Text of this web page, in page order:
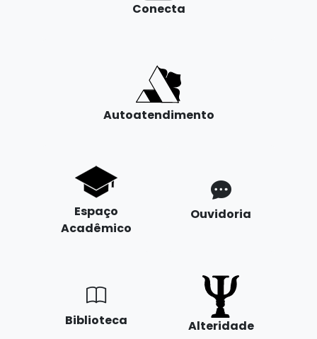
Conecta
Autoatendimento
Espaço
Acadêmico
Ouvidoria
Biblioteca Alteridade